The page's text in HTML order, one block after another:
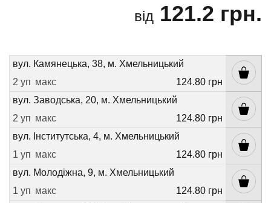
від 121.2 грн.
вул. Камянецька, 38, м. Хмельницький
2 уп макс
124.80 грн
вул. Заводська, 20, м. Хмельницький
2 уп макс
124.80 грн
вул. Інститутська, 4, м. Хмельницький
1 уп макс
124.80 грн
вул. Молодіжна, 9, м. Хмельницький
1 уп макс
124.80 грн